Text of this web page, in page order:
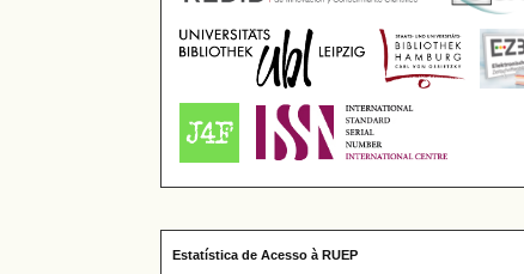
Estatística de Acesso à RUEP